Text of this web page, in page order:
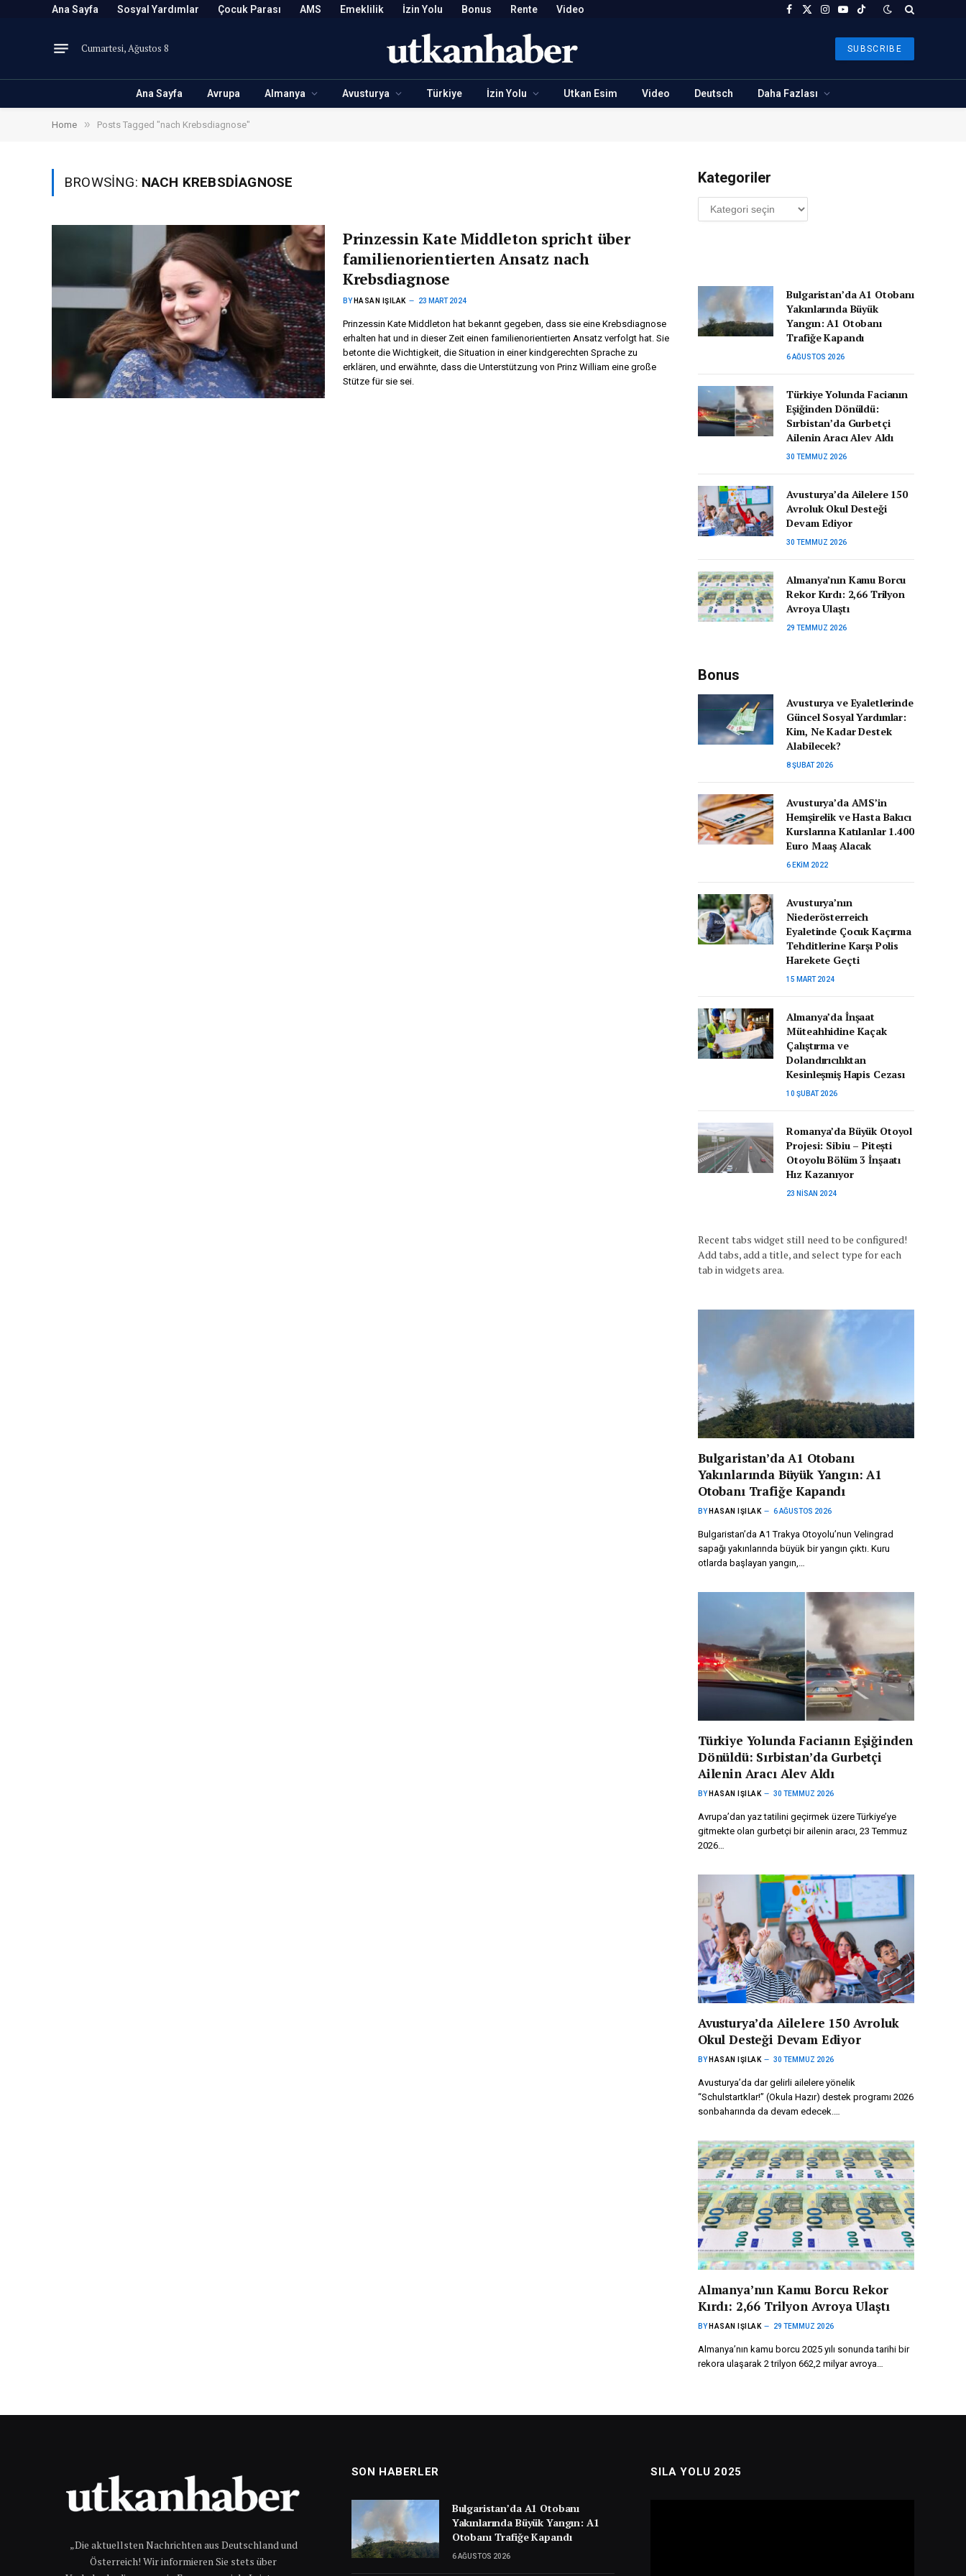
Ana Sayfa Sosyal Yardımlar Çocuk Parası AMS Emeklilik İzin Yolu Bonus Rente Video Facebook
X
Instagram
YouTubeTikTok
Cumartesi, Ağustos 8 SUBSCRIBE
Ana Sayfa Avrupa Almanya Avusturya Türkiye İzin Yolu Utkan Esim Video Deutsch Daha Fazlası
Home » Posts Tagged "nach Krebsdiagnose"
BROWSING: NACH KREBSDIAGNOSE
Prinzessin Kate Middleton spricht über
familienorientierten Ansatz nach
Krebsdiagnose
BY HASAN IŞILAK 23 MART 2024
Prinzessin Kate Middleton hat bekannt gegeben, dass sie eine Krebsdiagnose
erhalten hat und in dieser Zeit einen familienorientierten Ansatz verfolgt hat. Sie
betonte die Wichtigkeit, die Situation in einer kindgerechten Sprache zu
erklären, und erwähnte, dass die Unterstützung von Prinz William eine große
Stütze für sie sei.
Kategoriler
Kategoriler
Bulgaristan’da A1 Otobanı
Yakınlarında Büyük
Yangın: A1 Otobanı
Trafiğe Kapandı
6 AĞUSTOS 2026
Türkiye Yolunda Facianın
Eşiğinden Dönüldü:
Sırbistan’da Gurbetçi
Ailenin Aracı Alev Aldı
30 TEMMUZ 2026
Avusturya’da Ailelere 150
Avroluk Okul Desteği
Devam Ediyor
30 TEMMUZ 2026
Almanya’nın Kamu Borcu
Rekor Kırdı: 2,66 Trilyon
Avroya Ulaştı
29 TEMMUZ 2026
Bonus
Avusturya ve Eyaletlerinde
Güncel Sosyal Yardımlar:
Kim, Ne Kadar Destek
Alabilecek?
8 ŞUBAT 2026
Avusturya’da AMS’in
Hemşirelik ve Hasta Bakıcı
Kurslarına Katılanlar 1.400
Euro Maaş Alacak
6 EKIM 2022
Avusturya’nın
Niederösterreich
Eyaletinde Çocuk Kaçırma
Tehditlerine Karşı Polis
Harekete Geçti
15 MART 2024
Almanya’da İnşaat
Müteahhidine Kaçak
Çalıştırma ve
Dolandırıcılıktan
Kesinleşmiş Hapis Cezası
10 ŞUBAT 2026
Romanya’da Büyük Otoyol
Projesi: Sibiu – Pitești
Otoyolu Bölüm 3 İnşaatı
Hız Kazanıyor
23 NISAN 2024
Recent tabs widget still need to be configured!
Add tabs, add a title, and select type for each
tab in widgets area.
Bulgaristan’da A1 Otobanı
Yakınlarında Büyük Yangın: A1
Otobanı Trafiğe Kapandı
BY HASAN IŞILAK 6 AĞUSTOS 2026
Bulgaristan’da A1 Trakya Otoyolu’nun Velingrad
sapağı yakınlarında büyük bir yangın çıktı. Kuru
otlarda başlayan yangın,…
Türkiye Yolunda Facianın Eşiğinden
Dönüldü: Sırbistan’da Gurbetçi
Ailenin Aracı Alev Aldı
BY HASAN IŞILAK 30 TEMMUZ 2026
Avrupa’dan yaz tatilini geçirmek üzere Türkiye’ye
gitmekte olan gurbetçi bir ailenin aracı, 23 Temmuz
2026…
Avusturya’da Ailelere 150 Avroluk
Okul Desteği Devam Ediyor
BY HASAN IŞILAK 30 TEMMUZ 2026
Avusturya’da dar gelirli ailelere yönelik
“Schulstartklar!” (Okula Hazır) destek programı 2026
sonbaharında da devam edecek.…
Almanya’nın Kamu Borcu Rekor
Kırdı: 2,66 Trilyon Avroya Ulaştı
BY HASAN IŞILAK 29 TEMMUZ 2026
Almanya’nın kamu borcu 2025 yılı sonunda tarihi bir
rekora ulaşarak 2 trilyon 662,2 milyar avroya…
„Die aktuellsten Nachrichten aus Deutschland und
Österreich! Wir informieren Sie stets über
SON HABERLER
Bulgaristan’da A1 Otobanı
Yakınlarında Büyük Yangın: A1
Otobanı Trafiğe Kapandı
6 AĞUSTOS 2026
SILA YOLU 2025